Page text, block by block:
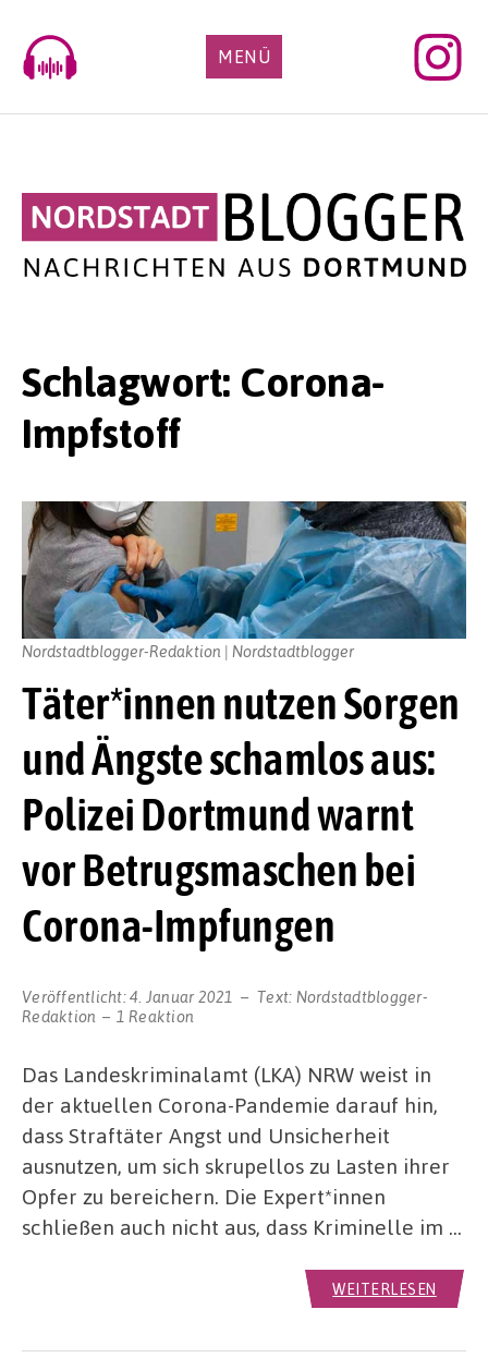
content
MENÜ
Schlagwort: Corona-
Impfstoff
Täter*innen nutzen Sorgen
und Ängste schamlos aus:
Polizei Dortmund warnt
vor Betrugsmaschen bei
Corona-Impfungen
Veröffentlicht:4. Januar 2021 Text: Nordstadtblogger-
Redaktion
1 Reaktion
Nordstadtblogger-Redaktion | Nordstadtblogger
Das Landeskriminalamt (LKA) NRW weist in
der aktuellen Corona-Pandemie darauf hin,
dass Straftäter Angst und Unsicherheit
ausnutzen, um sich skrupellos zu Lasten ihrer
Opfer zu bereichern. Die Expert*innen
schließen auch nicht aus, dass Kriminelle im …
WEITERLESEN